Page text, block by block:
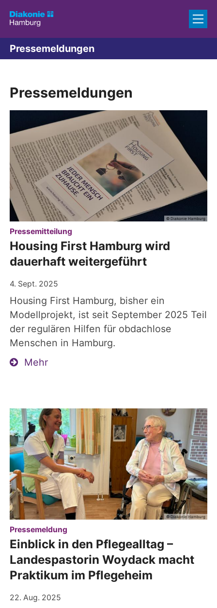
Pressemeldungen
Pressemeldungen
© Diakonie Hamburg
Pressemitteilung
Housing First Hamburg wird
dauerhaft weitergeführt
4. Sept. 2025
Housing First Hamburg, bisher ein
Modellprojekt, ist seit September 2025 Teil
der regulären Hilfen für obdachlose
Menschen in Hamburg.
Mehr
© Diakonie Hamburg
Pressemeldung
Einblick in den Pflegealltag –
Landespastorin Woydack macht
Praktikum im Pflegeheim
22. Aug. 2025